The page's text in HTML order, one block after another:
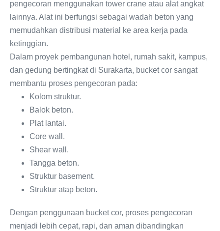
pengecoran menggunakan tower crane atau alat angkat
lainnya. Alat ini berfungsi sebagai wadah beton yang
memudahkan distribusi material ke area kerja pada
ketinggian.
Dalam proyek pembangunan hotel, rumah sakit, kampus,
dan gedung bertingkat di Surakarta, bucket cor sangat
membantu proses pengecoran pada:
Kolom struktur.
Balok beton.
Plat lantai.
Core wall.
Shear wall.
Tangga beton.
Struktur basement.
Struktur atap beton.
Dengan penggunaan bucket cor, proses pengecoran
menjadi lebih cepat, rapi, dan aman dibandingkan